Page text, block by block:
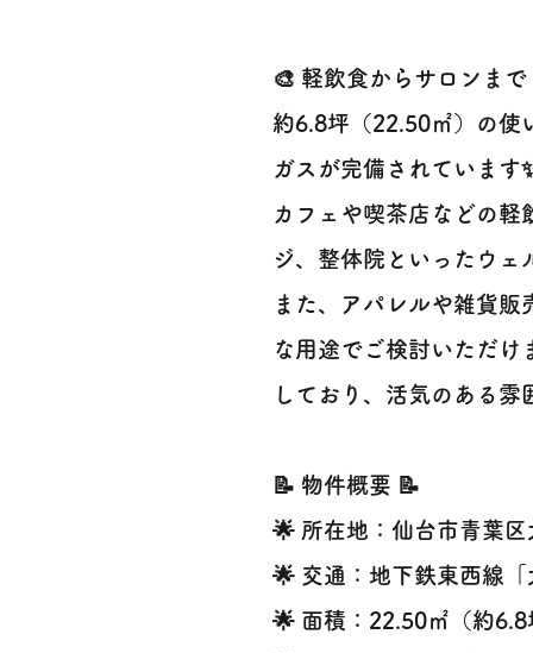
🎨 軽飲食からサロンま
約6.8坪（22.50㎡）の使
ガスが完備されています
カフェや喫茶店などの軽
ジ、整体院といったウェ
また、アパレルや雑貨
な用途でご検討いただ
しており、活気のある雰
📝 物件概要 📝
🌟 所在地：仙台市青葉
🌟 交通：地下鉄東西線
🌟 面積：22.50㎡（約6.8